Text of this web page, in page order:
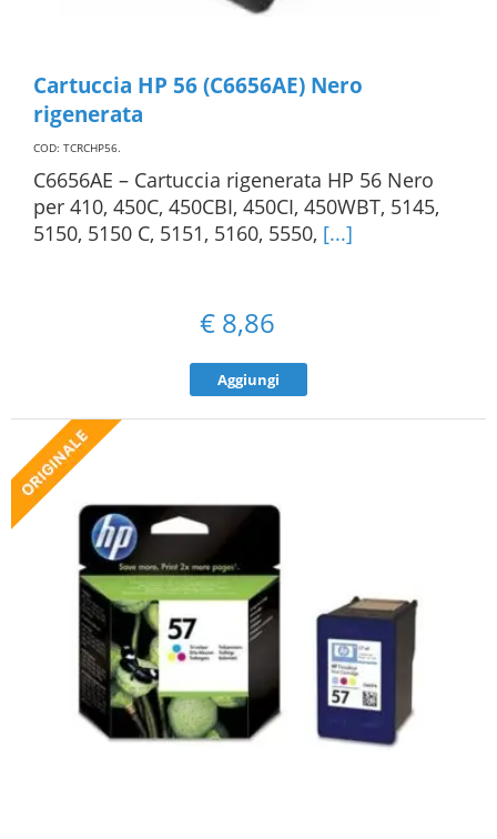
Cartuccia HP 56 (C6656AE) Nero
rigenerata
COD: TCRCHP56.
C6656AE – Cartuccia rigenerata HP 56 Nero
per 410, 450C, 450CBI, 450CI, 450WBT, 5145,
5150, 5150 C, 5151, 5160, 5550, [...]
€ 8,86
Aggiungi